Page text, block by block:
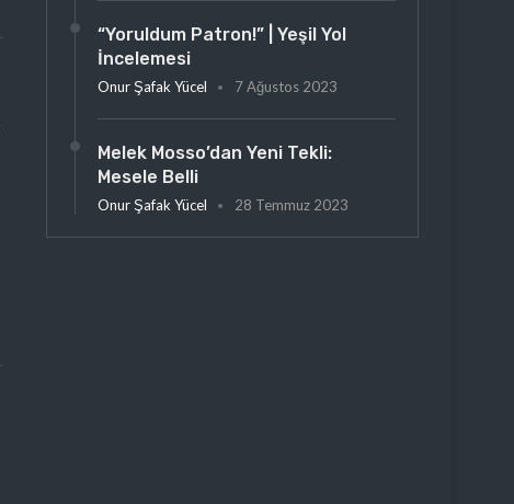
“Yoruldum Patron!” | Yeşil Yol
İncelemesi
Onur Şafak Yücel 7 Ağustos 2023
Melek Mosso’dan Yeni Tekli:
Mesele Belli
Onur Şafak Yücel 28 Temmuz 2023